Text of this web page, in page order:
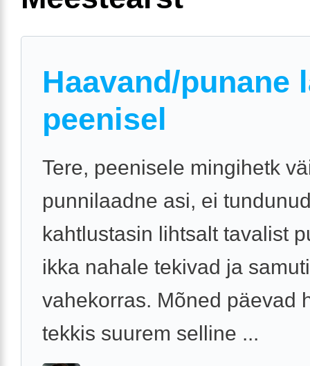
Haavand/punane
peenisel
Tere, peenisele mingihetk
punnilaadne asi, ei
kahtlustasin lihtsalt tavalist
ikka nahale tekivad ja
vahekorras. Mõned päevad
tekkis suurem selline ...